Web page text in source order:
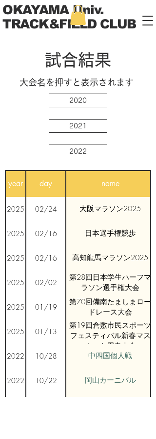
OKAYAMA Univ.
TRACK&FIELD CLUB
​試合結果
​大会名を押すと表示されます
2020
2021
2022
year day name
2025 02/24 大阪マラソン2025
2025 02/16 日本選手権競歩
2025 02/16 高知龍馬マラソン2025
2025 02/02
第28回日本学生ハーフマ
ラソン選手権大会
2025 01/19
第70回備南たましまロー
ドレース大会
2025 01/13
第19回倉敷市民スポーツ
フェスティバル新春マス
カット周走大会
2022 10/28 中四国個人戦
2022 10/22 岡山カーニバル